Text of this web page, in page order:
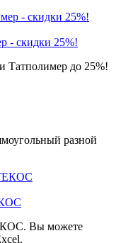
- скидки 25%!
Татполимер до 25%!
разной
Вы можете